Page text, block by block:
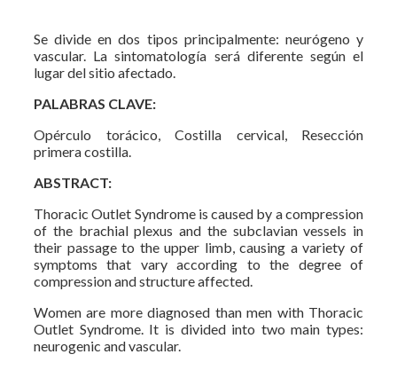
Se divide en dos tipos principalmente: neurógeno y
vascular. La sintomatología será diferente según el
lugar del sitio afectado.
PALABRAS CLAVE:
Opérculo torácico, Costilla cervical, Resección
primera costilla.
ABSTRACT:
Thoracic Outlet Syndrome is caused by a compression
of the brachial plexus and the subclavian vessels in
their passage to the upper limb, causing a variety of
symptoms that vary according to the degree of
compression and structure affected.
Women are more diagnosed than men with Thoracic
Outlet Syndrome. It is divided into two main types:
neurogenic and vascular.